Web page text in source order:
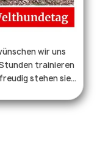
wir uns
stehen sie